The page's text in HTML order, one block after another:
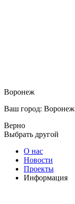
Воронеж
Ваш город: Воронеж
Верно
Выбрать другой
О нас
Новости
Проекты
Информация